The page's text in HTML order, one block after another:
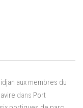
aux membres du
dans Port